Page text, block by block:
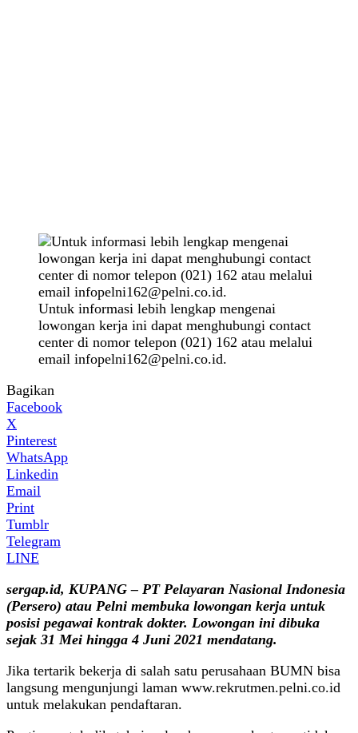
Untuk informasi lebih lengkap mengenai
lowongan kerja ini dapat menghubungi contact
center di nomor telepon (021) 162 atau melalui
email infopelni162@pelni.co.id.
Bagikan
Facebook
X
Pinterest
WhatsApp
Linkedin
Email
Print
Tumblr
Telegram
LINE
sergap.id, KUPANG – PT Pelayaran Nasional Indonesia
(Persero) atau Pelni membuka lowongan kerja untuk
posisi pegawai kontrak dokter. Lowongan ini dibuka
sejak 31 Mei hingga 4 Juni 2021 mendatang.
Jika tertarik bekerja di salah satu perusahaan BUMN bisa
langsung mengunjungi laman www.rekrutmen.pelni.co.id
untuk melakukan pendaftaran.